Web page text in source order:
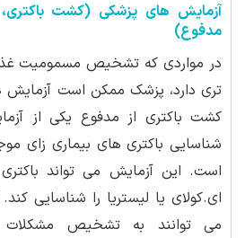
آزمایش های پزشکی (کشت
مدفوع)
در مواردی که تشخیص مسمومیت
تری دارد، پزشک ممکن است آزمایش
کشت باکتری از مدفوع یکی از
شناسایی باکتری های بیماری زای
است. این آزمایش می تواند باکتری
ای.کولای یا لیستریا را شناسایی
می توانند به تشخیص